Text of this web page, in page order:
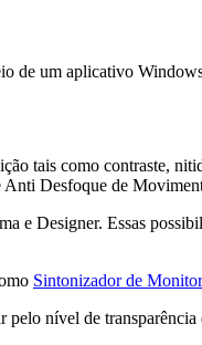
um aplicativo
tais como contraste,
Desfoque de
Designer. Essas
Sintonizador de
nível de